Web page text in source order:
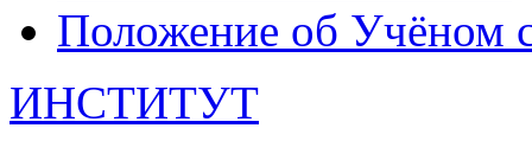
Положение об Учёном
ИНСТИТУТ